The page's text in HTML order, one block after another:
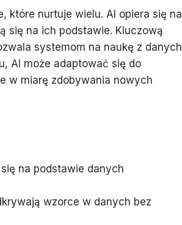
które nurtuje wielu. AI opiera się na
się na ich podstawie. Kluczową
systemom na naukę z danych
AI może adaptować się do
w miarę zdobywania nowych
na podstawie danych
wzorce w danych bez